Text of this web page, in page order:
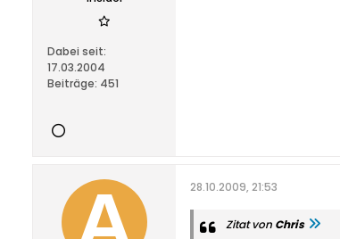
Dabei seit:
17.03.2004
Beiträge: 451
28.10.2009, 21:53
Zitat von Chris